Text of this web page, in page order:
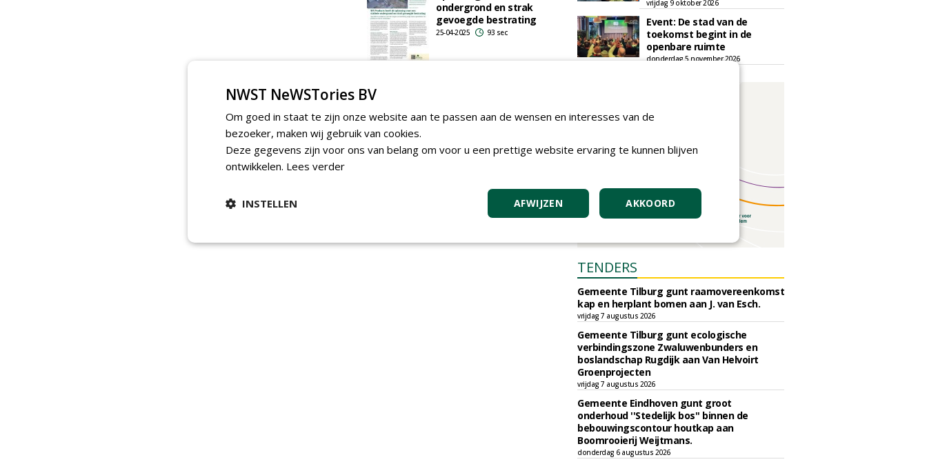
ondergrond en strak
gevoegde bestrating
25-04-2025 93 sec
vrijdag 9 oktober 2026
Event: De stad van de
toekomst begint in de
openbare ruimte
donderdag 5 november 2026
TENDERS
Gemeente Tilburg gunt raamovereenkomst
kap en herplant bomen aan J. van Esch.
vrijdag 7 augustus 2026
Gemeente Tilburg gunt ecologische
verbindingszone Zwaluwenbunders en
boslandschap Rugdijk aan Van Helvoirt
Groenprojecten
vrijdag 7 augustus 2026
Gemeente Eindhoven gunt groot
onderhoud ''Stedelijk bos'' binnen de
bebouwingscontour houtkap aan
Boomrooierij Weijtmans.
donderdag 6 augustus 2026
NWST NeWSTories BV
Om goed in staat te zijn onze website aan te passen aan de wensen en interesses van de
bezoeker, maken wij gebruik van cookies.
Deze gegevens zijn voor ons van belang om voor u een prettige website ervaring te kunnen blijven
ontwikkelen. Lees verder
AKKOORD
AFWIJZEN
INSTELLEN